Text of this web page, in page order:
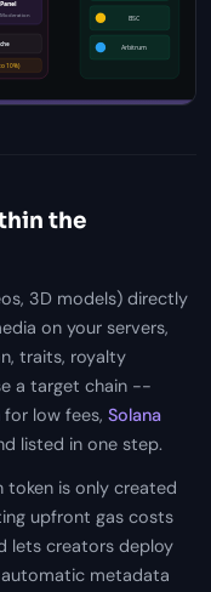
the
3D models) directly
on your servers,
traits, royalty
a target chain --
for low fees, Solana
listed in one step.
token is only created
upfront gas costs
lets creators deploy
automatic metadata